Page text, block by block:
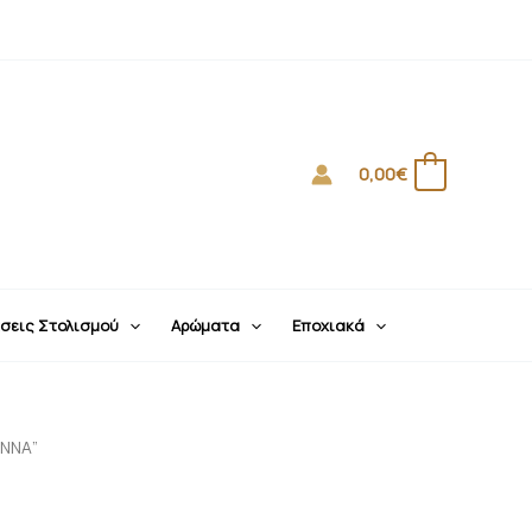
0,00€
Στολισμού Αρώματα Εποχιακά